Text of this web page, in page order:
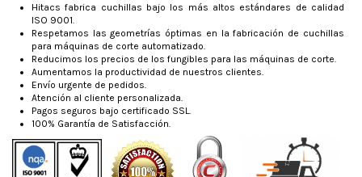
Hitacs fabrica cuchillas bajo los más altos estándares de calidad
ISO 9001.
Respetamos las geometrías óptimas en la fabricación de cuchillas
para máquinas de corte automatizado.
Reducimos los precios de los fungibles para las máquinas de corte.
Aumentamos la productividad de nuestros clientes.
Envío urgente de pedidos.
Atención al cliente personalizada.
Pagos seguros bajo certificado SSL.
100% Garantía de Satisfacción.